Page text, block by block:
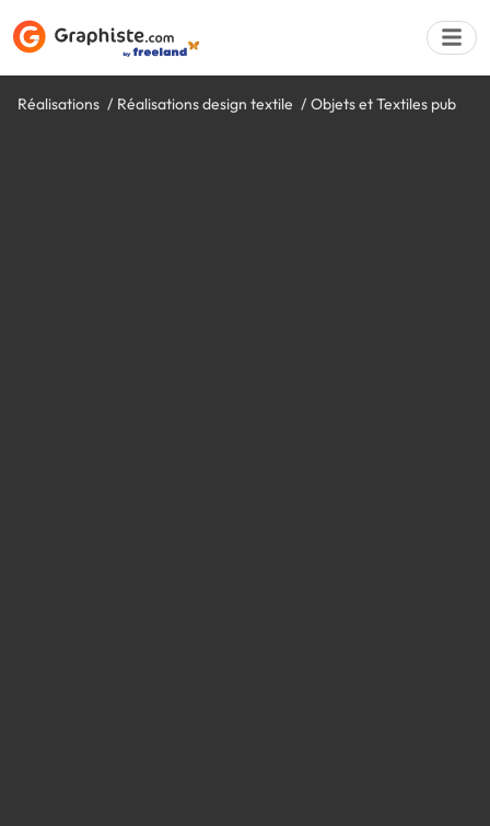
Réalisations Réalisations design textile Objets et Textiles pub